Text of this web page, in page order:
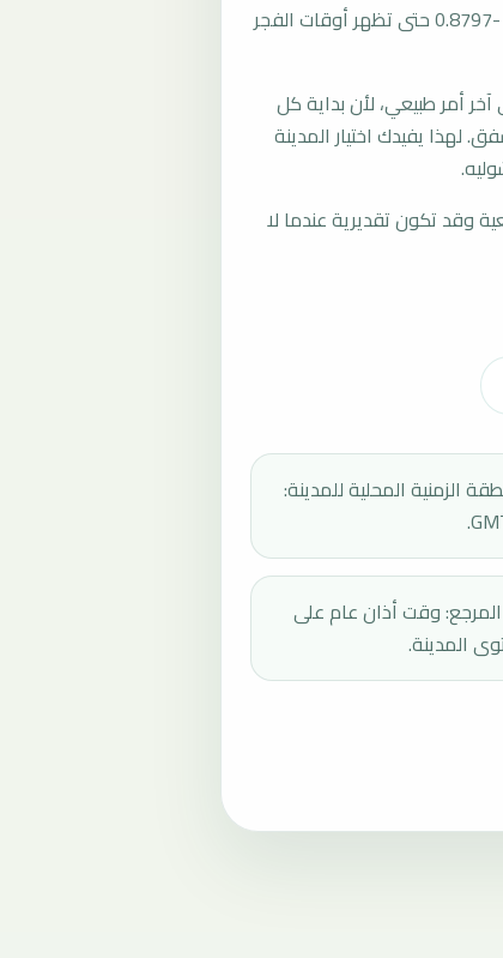
المرجع العام للمدينة يستخدم إحداثيات 47.0589, -0.8797 حتى تظهر أوقات الفجر
أمر طبيعي، لأن بداية كل
لهذا يفيدك اختيار المدينة
وقد تكون تقديرية عندما لا
الزمنية المحلية للمدينة:
وقت أذان عام على
المدينة.